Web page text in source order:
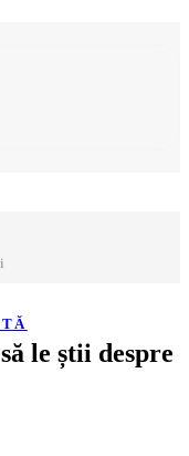
le știi despre